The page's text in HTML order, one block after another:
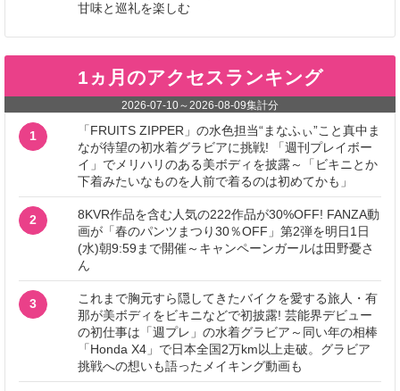
甘味と巡礼を楽しむ
1ヵ月のアクセスランキング
2026-07-10～2026-08-09集計分
1
「FRUITS ZIPPER」の水色担当“まなふぃ”こと真中ま
なが待望の初水着グラビアに挑戦! 「週刊プレイボー
イ」でメリハリのある美ボディを披露～「ビキニとか
下着みたいなものを人前で着るのは初めてかも」
2
8KVR作品を含む人気の222作品が30%OFF! FANZA動
画が「春のパンツまつり30％OFF」第2弾を明日1日
(水)朝9:59まで開催～キャンペーンガールは田野憂さ
ん
3
これまで胸元すら隠してきたバイクを愛する旅人・有
那が美ボディをビキニなどで初披露! 芸能界デビュー
の初仕事は「週プレ」の水着グラビア～同い年の相棒
「Honda X4」で日本全国2万km以上走破。グラビア
挑戦への想いも語ったメイキング動画も